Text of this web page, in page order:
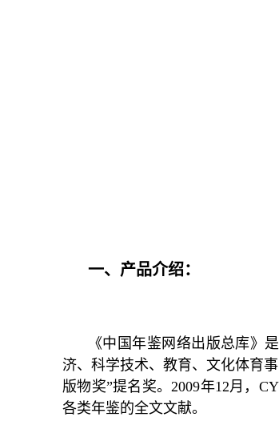
一、产品介绍：
《中国年鉴网络出版总库》
济、科学技术、教育、文化体育
版物奖”提名奖。2009年12月，
各类年鉴的全文文献。